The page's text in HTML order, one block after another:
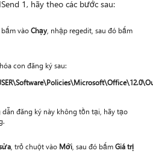
1, hãy theo các bước sau:
, bấm vàoChạy, nhập regedit, sau đó bấm
con đăng ký sau:
đăng ký này không tồn tại, hãy tạo
, trỏ chuột vào Mới, sau đó bấmGiá trị